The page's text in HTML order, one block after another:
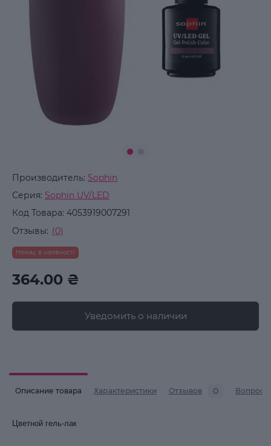
Производитель: Sophin
Серия: Sophin UV/LED
Код Товара: 4053919007291
Отзывы: (0)
Немає в наявності
364.00 ₴
Уведомить о наличии
Описание товара Характеристики Отзывов 0 Вопросы
Цветной гель-лак